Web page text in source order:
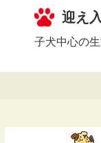
迎え
子犬中心の